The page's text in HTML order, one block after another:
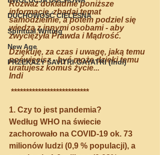
DUCHOWOŚĆ CIELESNA
Spiritual Writing
New Age
PRZEKAZY SAVITRI-GAYATRI (Indi)
Rozważ dokładnie poniższe
informacje, zbadaj temat
samodzielnie, a potem podziel się
wiedzą z innymi osobami - aby
zwyciężyła Prawda i Mądrość.
Dziękuję, za czas i uwagę, jaką temu
poświęcisz - być może dzięki temu
uratujesz komuś życie...
Indi
**************************
1. Czy to jest pandemia?
Według WHO na świecie
zachorowało na COVID-19 ok. 73
milionów ludzi (0,9 % populacji), a